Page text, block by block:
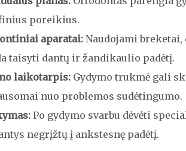
poreikius.
aparatai: Naudojami
taisyti dantų ir žandikaulio padėtį.
laikotarpis: Gydymo trukmė gali
nuo problemos sudėtingumo.
Po gydymo svarbu dėvėti
negrįžtų į ankstesnę padėtį.